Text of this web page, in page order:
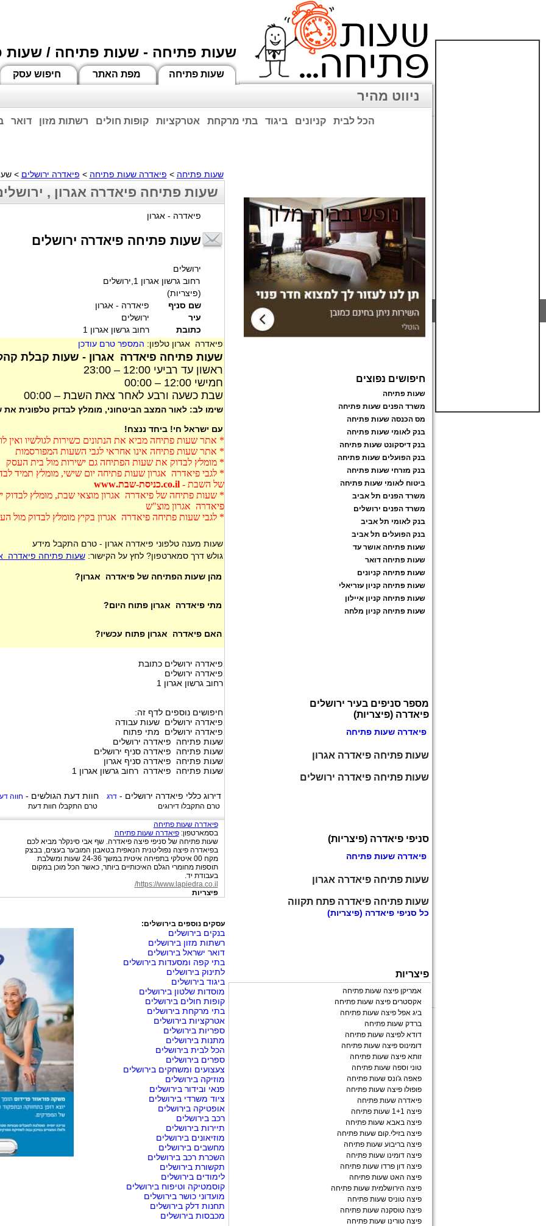
שעות פתיחה - שעות פתיחה / שעות
חיפוש עסק מפת האתר שעות פתיחה
ניווט מהיר
דואר רשתות מזון קופות חולים אטרקציות בתי מרקחת ביגוד קניונים הכל לבית
שעות פתיחה > פיאדרה שעות פתיחה > פיאדרה ירושלים >
שעות פתיחה פיאדרה אגרון ,
פיאדרה - אגרון
שעות פתיחה פיאדרה ירושלים
ירושלים
רחוב גרשון אגרון 1,ירושלים
(פיצריות)
שם סניף
פיאדרה - אגרון
עיר
ירושלים
כתובת
רחוב גרשון אגרון 1
פיאדרה אגרון טלפון: המספר טרם עודכן
שעות פתיחה פיאדרה אגרון - שעות קבלת
ראשון עד רביעי 12:00 – 23:00
חמישי 12:00 – 00:00
שבת כשעה ורבע לאחר צאת השבת – 00:00
שימו לב: לאור המצב הביטחוני, מומלץ לבדוק טלפונית
עם ישראל חי! ביחד ננצח!
* אתר שעות פתיחה מביא את הנתונים כשירות לגולשיו
* אתר שעות פתיחה אינו אחראי לגבי השעות המפורסמות
* מומלץ לבדוק את שעות הפתיחה גם ישירות מול בית העסק
* לגבי פיאדרה אגרון שעות פתיחה יום שישי, מומלץ תמיד
של השבת -co.il.כניסת-שבת.www
* שעות פתיחה של פיאדרה אגרון מוצאי שבת, מומלץ לבדוק
פיאדרה אגרון מוצ"ש
* לגבי שעות פתיחה פיאדרה אגרון בקיץ מומלץ לבדוק מול
שעות מענה טלפוני פיאדרה אגרון - טרם התקבל מידע
גולש דרך סמארטפון? לחץ על הקישור:שעות פתיחה פיאדרה
מהן שעות הפתיחה של פיאדרה אגרון?
מתי פיאדרה אגרון פתוח היום?
האם פיאדרה אגרון פתוח עכשיו?
פיאדרה ירושלים כתובת
פיאדרה ירושלים
רחוב גרשון אגרון 1
חיפושים נוספים לדף זה:
פיאדרה ירושלים שעות עבודה
פיאדרה ירושלים מתי פתוח
שעות פתיחה פיאדרה ירושלים
שעות פתיחה פיאדרה סניף ירושלים
שעות פתיחה פיאדרה סניף אגרון
שעות פתיחה פיאדרה רחוב גרשון אגרון 1
חוות דעת הגולשים - חווה
טרם התקבלו חוות דעת
דירוג כללי פיאדרה ירושלים -דרג
טרם התקבלו דירוגים
פיאדרה שעות פתיחה
בסמארטפון:פיאדרה שעות פתיחה
שעות פתיחה של סניפי פיצה פיאדרה. שף אבי סינקלר מביא לכם
בפיאדרה פיצה נפוליטנית הנאפית בטאבון המובער בעצים, בבצק
מקח 00 איטלקי בתפיחה איטית במשך 24-36 שעות ומשלבת
תוספות מחומרי הגלם האיכותיים ביותר, כאשר הכל מוכן במקום
בעבודת יד.
https://www.lapiedra.co.il/
פיצריות
עסקים נוספים בירושלים:
בנקים בירושלים
רשתות מזון בירושלים
דואר ישראל בירושלים
בתי קפה ומסעדות בירושלים
לתינוק בירושלים
ביגוד בירושלים
מוסדות שלטון בירושלים
קופות חולים בירושלים
בתי מרקחת בירושלים
אטרקציות בירושלים
ספריות בירושלים
מתנות בירושלים
הכל לבית בירושלים
ספרים בירושלים
צעצועים ומשחקים בירושלים
מוזיקה בירושלים
פנאי ובידור בירושלים
ציוד משרדי בירושלים
אופטיקה בירושלים
רכב בירושלים
תיירות בירושלים
מוזיאונים בירושלים
מחשבים בירושלים
השכרת רכב בירושלים
תקשורת בירושלים
לימודים בירושלים
קוסמטיקה וטיפוח בירושלים
מועדוני כושר בירושלים
תחנות דלק בירושלים
מכבסות בירושלים
חיפושים נפוצים
שעות פתיחה
משרד הפנים שעות פתיחה
מס הכנסה שעות פתיחה
בנק לאומי שעות פתיחה
בנק דיסקונט שעות פתיחה
בנק הפועלים שעות פתיחה
בנק מזרחי שעות פתיחה
ביטוח לאומי שעות פתיחה
משרד הפנים תל אביב
משרד הפנים ירושלים
בנק לאומי תל אביב
בנק הפועלים תל אביב
שעות פתיחה אושר עד
שעות פתיחה דואר
שעות פתיחה קניונים
שעות פתיחה קניון עזריאלי
שעות פתיחה קניון איילון
שעות פתיחה קניון מלחה
מספר סניפים בעיר ירושלים
פיאדרה (פיצריות)
פיאדרה שעות פתיחה
שעות פתיחה פיאדרה אגרון
שעות פתיחה פיאדרה ירושלים
סניפי פיאדרה (פיצריות)
פיאדרה שעות פתיחה
שעות פתיחה פיאדרה אגרון
שעות פתיחה פיאדרה פתח תקווה
כל סניפי פיאדרה (פיצריות)
פיצריות
אמריקן פיצה שעות פתיחה
אקסטרים פיצה שעות פתיחה
ביג אפל פיצה שעות פתיחה
ברדק שעות פתיחה
דודא לפיצה שעות פתיחה
דומינוס פיצה שעות פתיחה
זותא פיצה שעות פתיחה
טוני וספה שעות פתיחה
פאפה ג'ונס שעות פתיחה
פופולו פיצה שעות פתיחה
פיאדרה שעות פתיחה
פיצה 1+1 שעות פתיחה
פיצה באבא שעות פתיחה
פיצה בזילי.קום שעות פתיחה
פיצה בריבוע שעות פתיחה
פיצה דומינו שעות פתיחה
פיצה דון פרדו שעות פתיחה
פיצה האט שעות פתיחה
פיצה הירושלמית שעות פתיחה
פיצה טוניס שעות פתיחה
פיצה טוסקנה שעות פתיחה
פיצה טורינו שעות פתיחה